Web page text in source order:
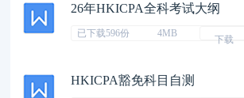
26年HKICPA全科考试大纲
已下载596份 4MB
下载
HKICPA豁免科目自测